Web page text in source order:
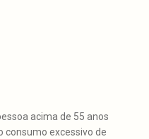
acima de 55 anos
consumo excessivo de